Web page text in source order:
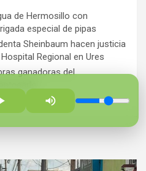
de Hermosillo con
especial de pipas
Sheinbaum hacen justicia
Regional en Ures
ganadoras del